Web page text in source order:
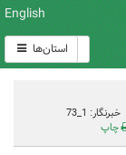
English
استان‌ها
خبرنگار: 1_73
چاپ